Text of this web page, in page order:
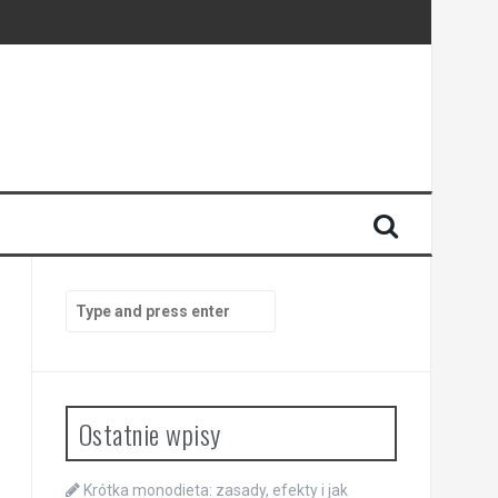
for:
Ostatnie wpisy
Krótka monodieta: zasady, efekty i jak